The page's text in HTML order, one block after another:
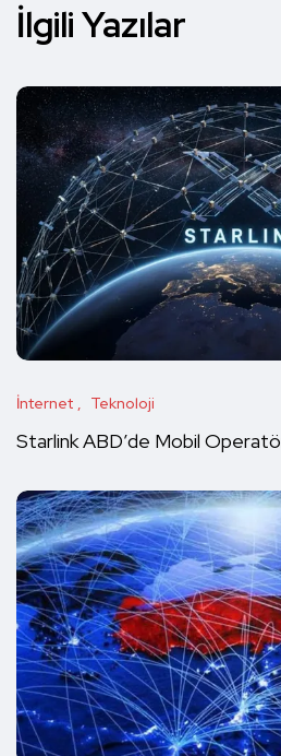
İlgili Yazılar
İnternet Teknoloji
Starlink ABD’de Mobil